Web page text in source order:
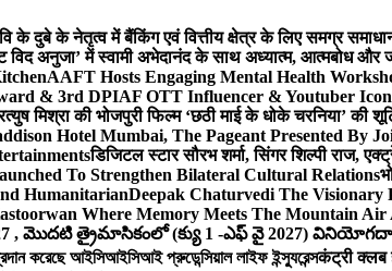
के दुबे के नेतृत्व में बैंकिंग एवं वित्तीय क्षेत्र के लिए समग्र
अनुजा’ में स्वामी अभेदानंद के साथ अध्यात्म, आत्मबोध और
AAFT Hosts Engaging Mental Health
& 3rd DPIAF OTT Influencer & Youtuber
मिश्रा की भोजपुरी फिल्म ‘छठी माई के धोके चरनिया’ की
Hotel Mumbai, The Pageant Presented By
डिजिटल स्टार सौरभ शर्मा, सिंगर शिल्पी राज,
To Strengthen Bilateral Cultural Relations
HumanitarianDeepak Chaturvedi The Visionary
Where Memory Meets The Mountain Air
, మొదటి త్రైమాసికంలో (క్యు 1 -ఎఫ్ వై 2027)
করেছে আইসিআইসিআই প্রুডেন্সিয়াল লাইফ ইন্স্যুরেন্সकंट्री क्लब